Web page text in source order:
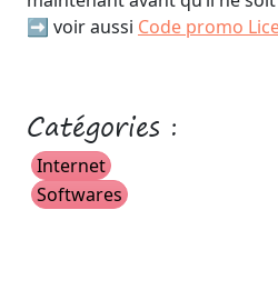
➡️ voir aussi Code promo
Catégories :
Internet
Softwares